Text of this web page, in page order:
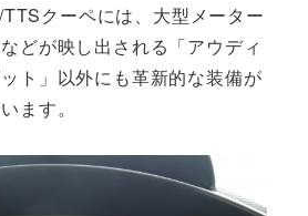
クーペには、大型メーター
どが映し出される「アウディ
ト」以外にも革新的な装備が
ます。